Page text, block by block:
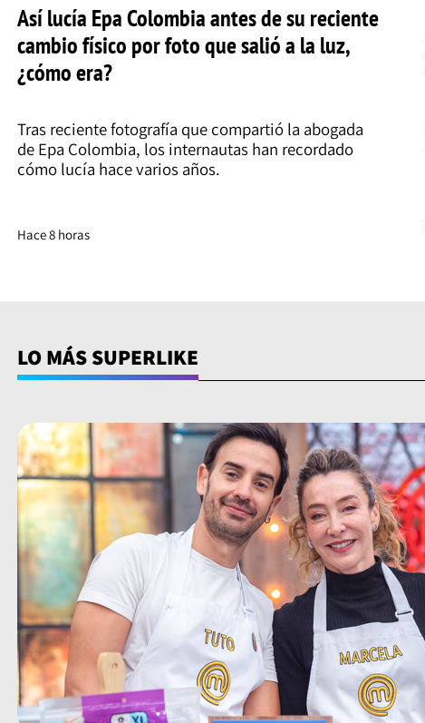
Así lucía Epa Colombia antes de su reciente
cambio físico por foto que salió a la luz,
¿cómo era?
Tras reciente fotografía que compartió la abogada
de Epa Colombia, los internautas han recordado
cómo lucía hace varios años.
Hace 8 horas
LO MÁS SUPERLIKE